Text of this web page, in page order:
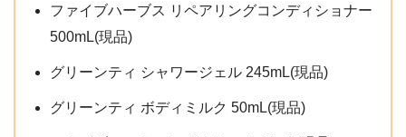
ファイブハーブス リペアリングコンディショナー
500mL(現品)
グリーンティ シャワージェル 245mL(現品)
グリーンティ ボディミルク 50mL(現品)